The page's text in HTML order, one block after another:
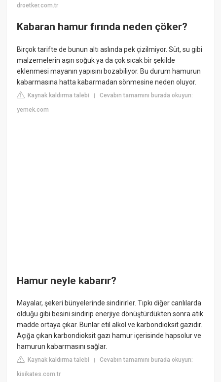
droetker.com.tr
Kabaran hamur fırında neden çöker?
Birçok tarifte de bunun altı aslında pek çizilmiyor. Süt, su gibi
malzemelerin aşırı soğuk ya da çok sıcak bir şekilde
eklenmesi mayanın yapısını bozabiliyor. Bu durum hamurun
kabarmasına hatta kabarmadan sönmesine neden oluyor.
Kaynak kaldırma talebi |Cevabın tamamını burada okuyun:
yemek.com
Hamur neyle kabarır?
Mayalar, şekeri bünyelerinde sindirirler. Tıpkı diğer canlılarda
olduğu gibi besini sindirip enerjiye dönüştürdükten sonra atık
madde ortaya çıkar. Bunlar etil alkol ve karbondioksit gazıdır.
Açığa çıkan karbondioksit gazı hamur içerisinde hapsolur ve
hamurun kabarmasını sağlar.
Kaynak kaldırma talebi |Cevabın tamamını burada okuyun:
kisikates.com.tr